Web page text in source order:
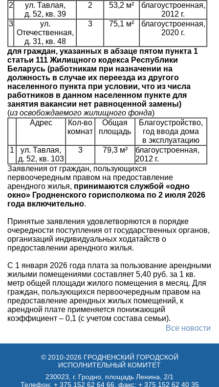
2
ул. Тавлая,
д. 52, кв. 39
2 53,2 м²
благоустроенная,
2012 г.
3
ул.
Отечественная,
д. 31, кв. 48
3 75,1 м²
благоустроенная,
2020 г.
для граждан, указанных в абзаце пятом пункта 1
статьи 111 Жилищного кодекса Республики
Беларусь (работникам при назначении на
должность в случае их переезда из другого
населенного пункта при условии, что из числа
работников в данном населенном пункте для
занятия вакансии нет равноценной замены)
(из освобождаемого жилищного фонда)
Адрес
Кол-во
комнат
Общая
площадь
Благоустройство,
год ввода дома
в эксплуатацию
1
ул. Тавлая,
д. 52, кв. 103
3 79,3 м²
благоустроенная,
2012 г.
Заявления от граждан, пользующихся
первоочередным правом на предоставление
арендного жилья, принимаются службой «одно
окно» Гродненского горисполкома по 2 июля 2026
года включительно.
Принятые заявления удовлетворяются в порядке
очередности поступления от государственных органов,
организаций индивидуальных ходатайств о
предоставлении арендного жилья.
С 1 января 2026 года плата за пользование арендными
жилыми помещениями составляет 5,40 руб. за 1 кв.
метр общей площади жилого помещения в месяц. Для
граждан, пользующихся первоочередным правом на
предоставление арендных жилых помещений, к
арендной плате применяется понижающий
коэффициент – 0,1 (с учетом состава семьи).
Все новости
© 2010-2026 ГРОДНЕНСКИЙ ГОРОДСКОЙ
ИСПОЛНИТЕЛЬНЫЙ КОМИТЕТ
230023, г. Гродно, площадь Ленина, 2/1
Телефон: + 375 152 62 64 66 , факс: + 375 152 62 40 35